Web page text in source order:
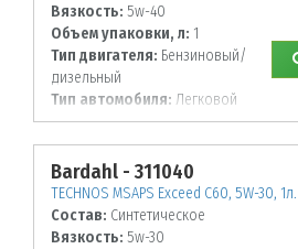
Вязкость: 5w-40
Объем упаковки, л: 1
Тип двигателя: Бензиновый/
дизельный
Тип автомобиля: Легковой
Bardahl - 311040
TECHNOS MSAPS Exceed C60, 5W-30, 1л.
Состав: Синтетическое
Вязкость: 5w-30